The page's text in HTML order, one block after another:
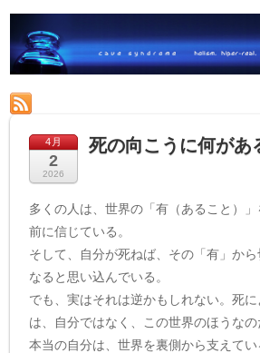
4月
2
2026
死の向こうに何があ
多くの人は、世界の「有（あること）
前に信じている。
そして、自分が死ねば、その「有」から
なると思い込んでいる。
でも、実はそれは逆かもしれない。死に
は、自分ではなく、この世界のほうなの
本当の自分は、世界を裏側から支えてい